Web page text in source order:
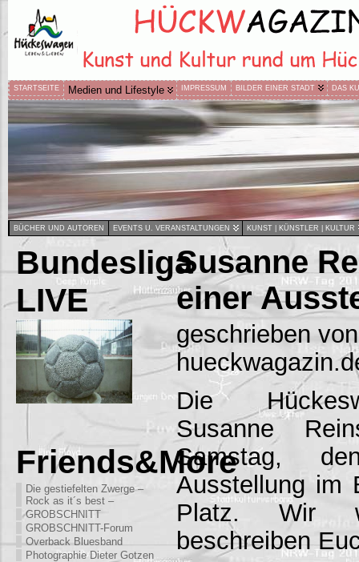
STARTSEITE Medien und Lifestyle IMPRESSUM BILDER EINER STADT DAS
BÜCHER UND AUTOREN EVENTS U. VERANSTALTUNGEN KUNST | KÜNSTLER | KULTUR
Bundesliga
LIVE
Friends&More
Die gestiefelten Zwerge –
Rock as it´s best –
GROBSCHNITT
GROBSCHNITT-Forum
Overback Bluesband
Photographie Dieter Gotzen
Susanne
einer
geschrieben
Die
Susanne
Samstag,
Ausstellung im
Platz. Wir
beschreiben